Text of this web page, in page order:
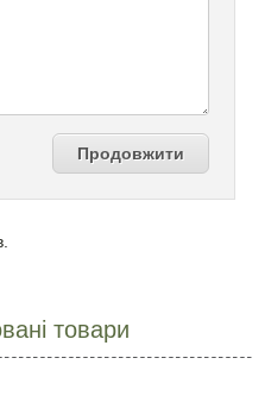
Продовжити
товари